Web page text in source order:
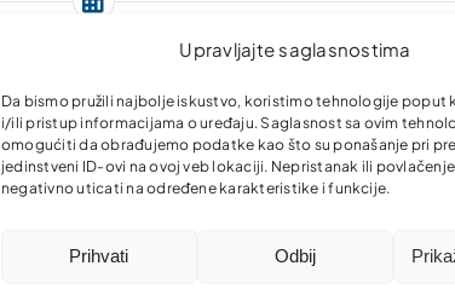
Upravljajte saglasnostima
Da bismo pružili najbolje iskustvo, koristimo tehnologije poput
i/ili pristup informacijama o uređaju. Saglasnost sa ovim
omogućiti da obrađujemo podatke kao što su ponašanje pri
jedinstveni ID-ovi na ovoj veb lokaciji. Nepristanak ili
negativno uticati na određene karakteristike i funkcije.
Prihvati Odbij
Kreditni
jednostavno